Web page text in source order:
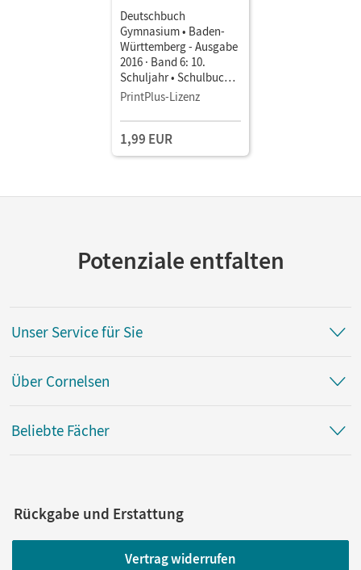
Deutschbuch
Gymnasium • Baden-
Württemberg - Ausgabe
2016 · Band 6: 10.
Schuljahr • Schulbuch
als E-Book Passend zum
PrintPlus-Lizenz
1,99 EUR
Potenziale entfalten
Unser Service für Sie
Über Cornelsen
Beliebte Fächer
Rückgabe und Erstattung
Vertrag widerrufen